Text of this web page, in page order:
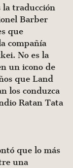
la traducción
Barber
que
compañía
No es la
un icono de
que Land
los conduzca
Ratan Tata
que lo más
una